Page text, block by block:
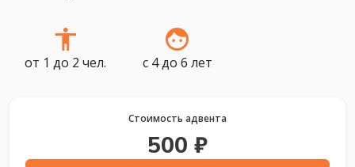
от 1 до 2 чел. с 4 до 6 лет
Стоимость адвента
500 ₽